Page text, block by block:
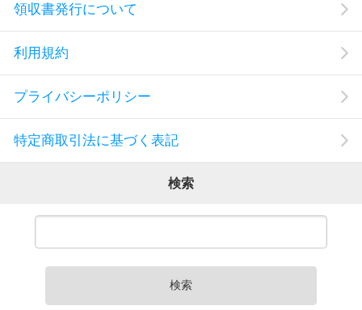
領収書発行について
利用規約
プライバシーポリシー
特定商取引法に基づく表記
検索
検索